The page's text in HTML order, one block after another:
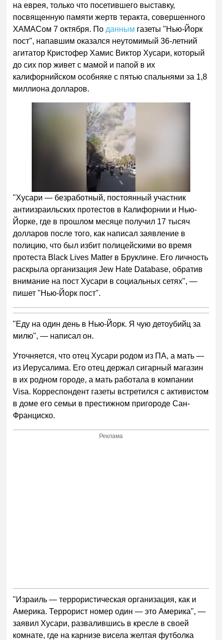
на еврея, только что посетившего выставку,
посвященную памяти жертв теракта, совершенного
ХАМАСом 7 октября. По данным газеты "Нью-Йорк
пост", напавшим оказался неутомимый 36-летний
агитатор Кристофер Хамис Виктор Хусари, который
до сих пор живет с мамой и папой в их
калифорнийском особняке с пятью спальнями за 1,8
миллиона долларов.
"Хусари — безработный, постоянный участник
антиизраильских протестов в Калифорнии и Нью-
Йорке, где в прошлом месяце получил 17 тысяч
долларов после того, как написал заявление в
полицию, что был избит полицейскими во время
протеста Black Lives Matter в Бруклине. Его личность
раскрыла организация Jew Hate Database, обратив
внимание на пост Хусари в социальных сетях", —
пишет "Нью-Йорк пост".
"Еду на один день в Нью-Йорк. Я чую детоубийц за
милю", — написал он.
Уточняется, что отец Хусари родом из ПА, а мать —
из Иерусалима. Его отец держал сигарный магазин
в их родном городе, а мать работала в компании
Visa. Корреспондент газеты встретился с активистом
в доме его семьи в престижном пригороде Сан-
Франциско.
Реклама
"Израиль — террористическая организация, как и
Америка. Террорист номер один — это Америка", —
заявил Хусари, развалившись в кресле в своей
комнате, где на карнизе висела желтая футболка